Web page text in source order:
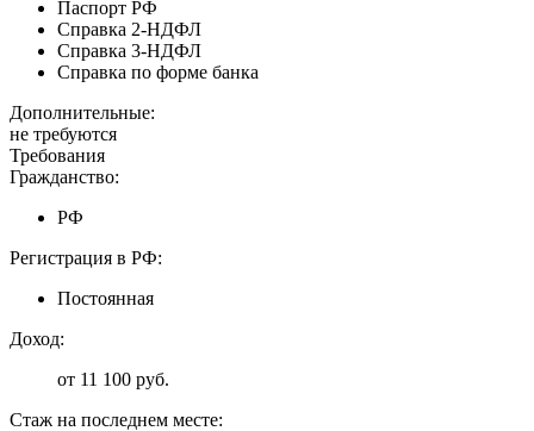
Паспорт РФ
Справка 2-НДФЛ
Справка 3-НДФЛ
Справка по форме банка
Дополнительные:
не требуются
Требования
Гражданство:
РФ
Регистрация в РФ:
Постоянная
Доход:
от 11 100 руб.
Стаж на последнем месте: